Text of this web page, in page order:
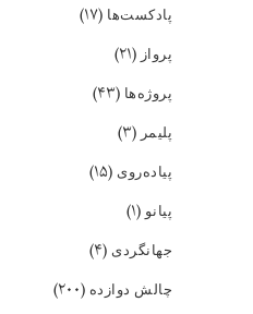
پادکست‌ها (۱۷)
پرواز (۲۱)
پروژه‌ها (۴۳)
پلیمر (۳)
پیاده‌روی (۱۵)
پیانو(۱)
جهانگردی (۴)
چالش دوازده (۲۰۰)